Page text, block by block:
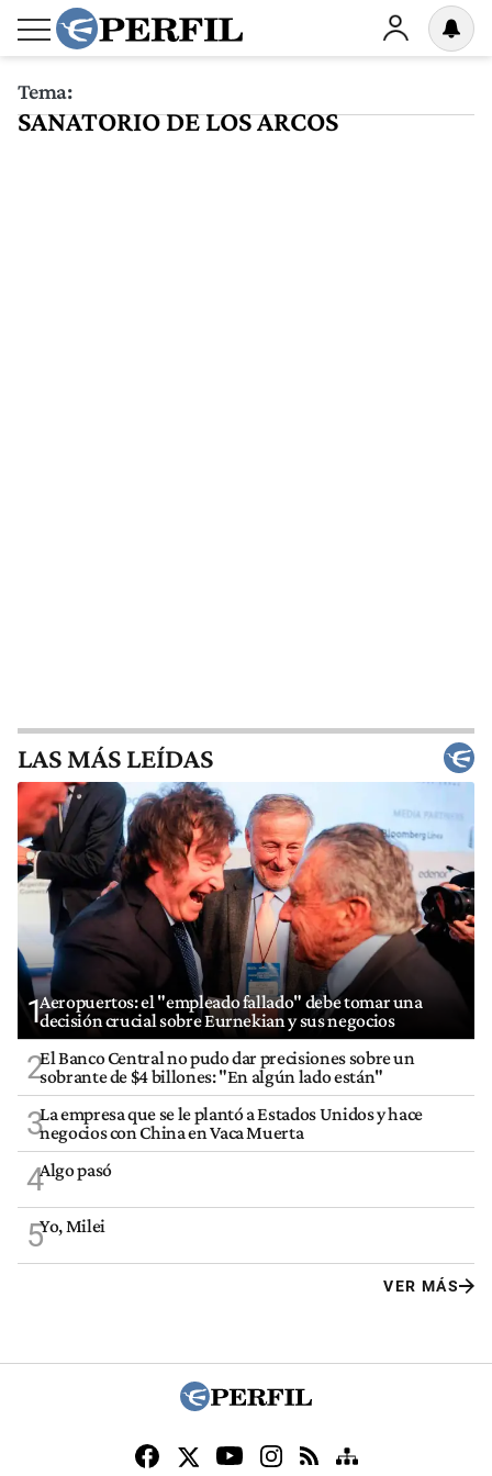
Tema:
SANATORIO DE LOS ARCOS
LAS MÁS LEÍDAS
1Aeropuertos: el "empleado fallado" debe tomar una
decisión crucial sobre Eurnekian y sus negocios
2El Banco Central no pudo dar precisiones sobre un
sobrante de $4 billones: "En algún lado están"
3La empresa que se le plantó a Estados Unidos y hace
negocios con China en Vaca Muerta
4Algo pasó
5Yo, Milei
VER MÁS